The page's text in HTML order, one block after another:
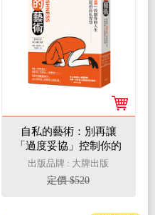
自私的藝術：別再讓
「過度妥協」控制你的
人生，50個突破人生困
境的自私智慧【經典紀
念版】
出版品牌 : 大牌出版
定價 $520